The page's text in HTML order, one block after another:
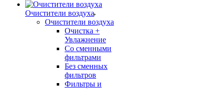
Очистители воздуха
Очистители воздуха
Очистка +
Увлажнение
Cо сменными
фильтрами
Без сменных
фильтров
Фильтры и